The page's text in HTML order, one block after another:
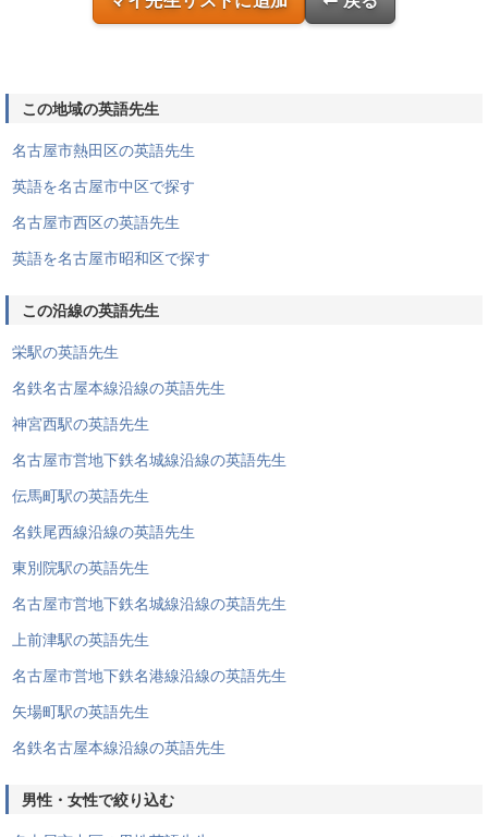
この地域の英語先生
名古屋市熱田区の英語先生
英語を名古屋市中区で探す
名古屋市西区の英語先生
英語を名古屋市昭和区で探す
この沿線の英語先生
栄駅の英語先生
名鉄名古屋本線沿線の英語先生
神宮西駅の英語先生
名古屋市営地下鉄名城線沿線の英語先生
伝馬町駅の英語先生
名鉄尾西線沿線の英語先生
東別院駅の英語先生
名古屋市営地下鉄名城線沿線の英語先生
上前津駅の英語先生
名古屋市営地下鉄名港線沿線の英語先生
矢場町駅の英語先生
名鉄名古屋本線沿線の英語先生
男性・女性で絞り込む